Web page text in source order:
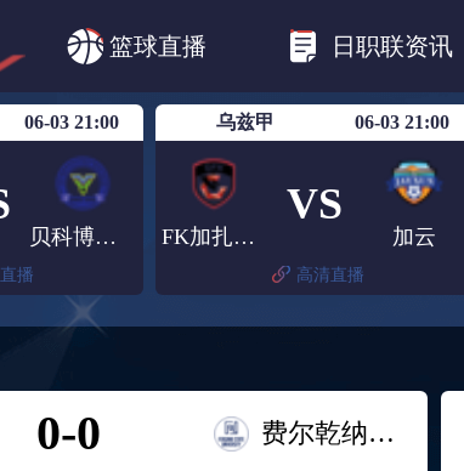
篮球直播 日职联资讯
日职联 日职联FC东京
三箭
06-03 21:00
贝科博德冶金
播
乌兹甲 06-03 21:00
FK加扎尔肯特
VS
加云
高清直播
0-0 费尔乾纳大学